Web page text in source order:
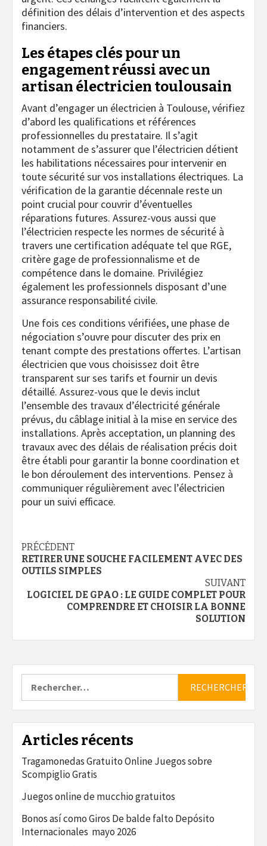
définition des délais d’intervention et des aspects
financiers.
Les étapes clés pour un
engagement réussi avec un
artisan électricien toulousain
Avant d’engager un électricien à Toulouse, vérifiez
d’abord les qualifications et références
professionnelles du prestataire. Il s’agit
notamment de s’assurer que l’électricien détient
les habilitations nécessaires pour intervenir en
toute sécurité sur vos installations électriques. La
vérification de la garantie décennale reste un
point crucial pour couvrir d’éventuelles
réparations futures. Assurez-vous aussi que
l’électricien respecte les normes de sécurité à
travers une certification adéquate tel que RGE,
critère gage de professionnalisme et de
compétence dans le domaine. Privilégiez
également les professionnels disposant d’une
assurance responsabilité civile.
Une fois ces conditions vérifiées, une phase de
négociation s’ouvre pour discuter des prix en
tenant compte des prestations offertes. L’artisan
électricien que vous choisissez doit être
transparent sur ses tarifs et fournir un devis
détaillé. Assurez-vous que le devis inclut
l’ensemble des travaux d’électricité générale
prévus, du câblage initial à la mise en service des
installations. Après acceptation, un planning des
travaux avec des délais de réalisation précis doit
être établi pour garantir la bonne coordination et
le bon déroulement des interventions. Pensez à
communiquer régulièrement avec l’électricien
pour un suivi efficace.
Navigation
d’article
PRÉCÉDENT
RETIRER UNE SOUCHE FACILEMENT AVEC DES
OUTILS SIMPLES
SUIVANT
LOGICIEL DE GPAO : LE GUIDE COMPLET POUR
COMPRENDRE ET CHOISIR LA BONNE
SOLUTION
Articles récents
Tragamonedas Gratuito Online Juegos sobre
Scompiglio Gratis
Juegos online de mucchio gratuitos
Bonos así­ como Giros De balde falto Depósito
Internacionales ️ mayo 2026